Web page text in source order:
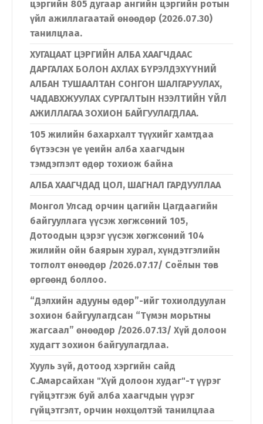
цэргийн 805 дугаар ангийн цэргийн ротын
үйл ажиллагаатай өнөөдөр (2026.07.30)
танилцлаа.
ХУГАЦААТ ЦЭРГИЙН АЛБА ХААГЧДААС
ДАРГАЛАХ БОЛОН АХЛАХ БҮРЭЛДЭХҮҮНИЙ
АЛБАН ТУШААЛТАН СОНГОН ШАЛГАРУУЛАХ,
ЧАДАВХЖУУЛАХ СУРГАЛТЫН НЭЭЛТИЙН ҮЙЛ
АЖИЛЛАГАА ЗОХИОН БАЙГУУЛАГДЛАА.
105 жилийн бахархалт түүхийг хамтдаа
бүтээсэн үе үеийн алба хаагчдын
тэмдэглэлт өдөр тохиож байна
АЛБА ХААГЧДАД ЦОЛ, ШАГНАЛ ГАРДУУЛЛАА
Монгол Улсад орчин цагийн Цагдаагийн
байгууллага үүсэж хөгжсөний 105,
Дотоодын цэрэг үүсэж хөгжсөний 104
жилийн ойн баярын хурал, хүндэтгэлийн
тоглолт өнөөдөр /2026.07.17/ Соёлын төв
өргөөнд боллоо.
“Дэлхийн адууны өдөр”-ийг тохиолдуулан
зохион байгуулагдсан “Түмэн морьтны
жагсаал” өнөөдөр /2026.07.13/ Хүй долоон
худагт зохион байгуулагдлаа.
Хууль зүй, дотоод хэргийн сайд
С.Амарсайхан "Хүй долоон худаг"-т үүрэг
гүйцэтгэж буй алба хаагчдын үүрэг
гүйцэтгэлт, орчин нөхцөлтэй танилцлаа